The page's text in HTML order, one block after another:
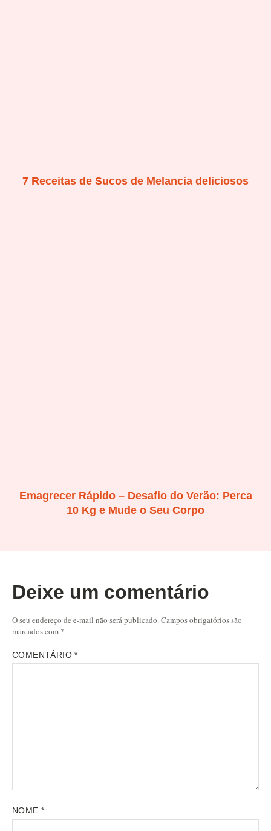
7 Receitas de Sucos de Melancia deliciosos
Emagrecer Rápido – Desafio do Verão: Perca
10 Kg e Mude o Seu Corpo
Deixe um comentário
O seu endereço de e-mail não será publicado.Campos obrigatórios são
marcados com *
COMENTÁRIO*
NOME *